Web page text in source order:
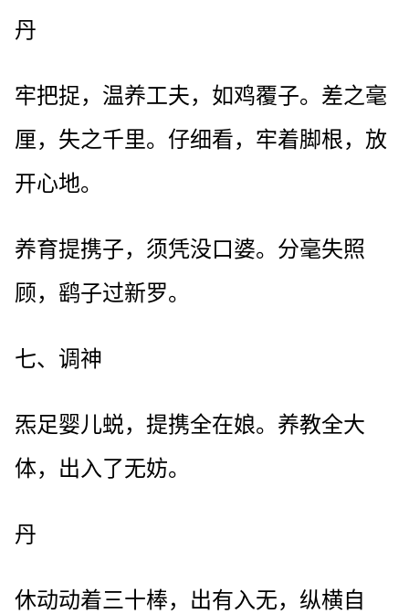
丹
牢把捉，温养工夫，如鸡覆子。差之毫
厘，失之千里。仔细看，牢着脚根，放
开心地。
养育提携子，须凭没口婆。分毫失照
顾，鹞子过新罗。
七、调神
炁足婴儿蜕，提携全在娘。养教全大
体，出入了无妨。
丹
休动动着三十棒，出有入无，纵横自